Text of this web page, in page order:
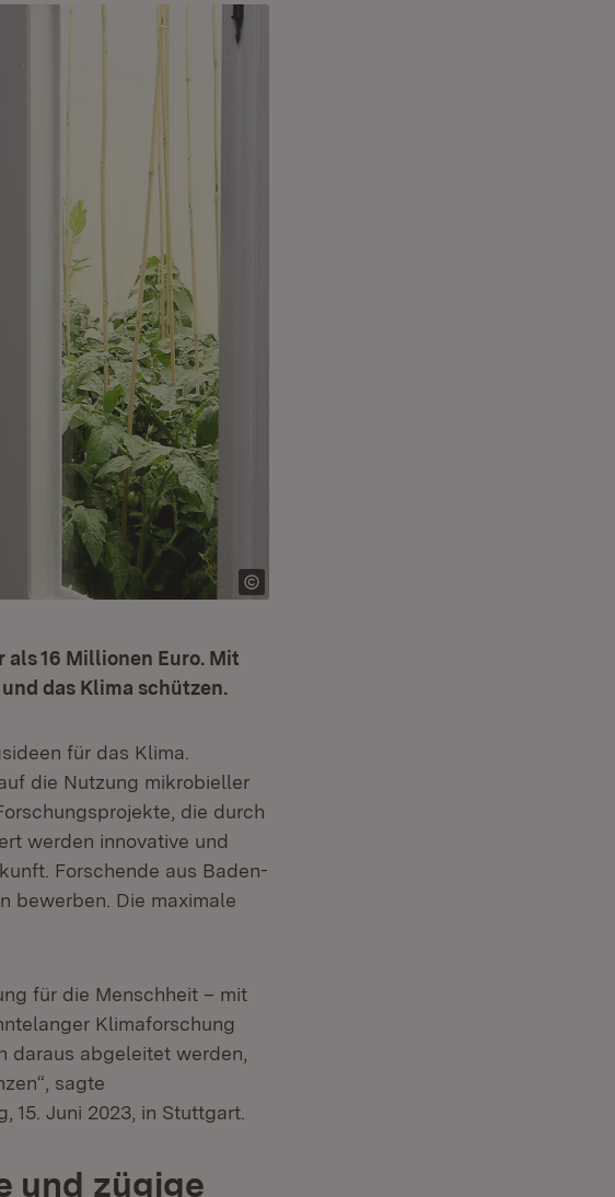
16 Millionen Euro. Mit
das Klima schützen.
für das Klima.
die Nutzung mikrobieller
die durch
werden innovative und
Forschende aus Baden-
bewerben. Die maximale
für die Menschheit – mit
Klimaforschung
daraus abgeleitet werden,
sagte
15. Juni 2023, in Stuttgart.
und zügige